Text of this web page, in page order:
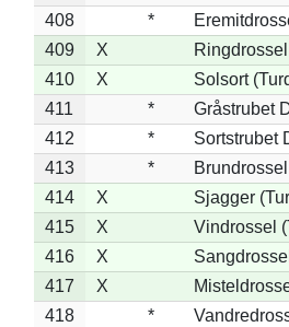
408
*
409
X
410
X
Solsort
411
*
Gråstrubet
412
*
Sortstrubet
413
*
414
X
Sjagger
415
X
Vindrossel
416
X
417
X
418
*